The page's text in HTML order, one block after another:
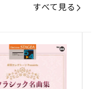
すべて見る